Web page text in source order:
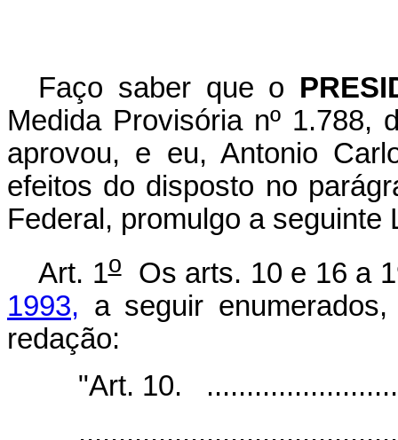
Faço saber que o
Medida Provisória nº 1.788,
aprovou, e eu, Antonio
efeitos do disposto no
Federal, promulgo a seguinte
Art. 1oOs arts. 10 e 16 a
1993, a seguir
redação:
"Art. 10.